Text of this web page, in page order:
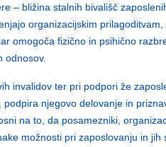
– bližina stalnih bivališč
organizacijskim
omogoča fizično in psihično
odnosov.
invalidov ter pri podpori že
njegovo delovanje in
na to, da posamezniki,
možnosti pri zaposlovanju in jih